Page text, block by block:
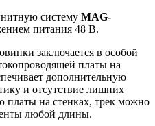
систему MAG-
питания 48 В.
заключается в особой
платы на
дополнительную
и отсутствие лишних
платы на стенках, трек можно
любой длины.